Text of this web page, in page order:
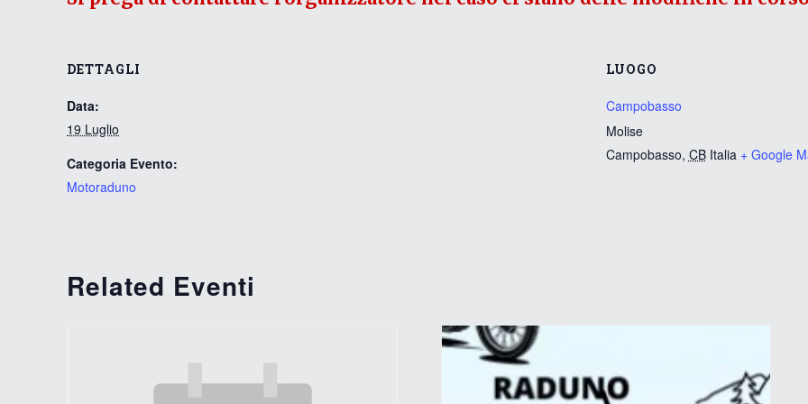
DETTAGLI
Data:
19 Luglio
Categoria Evento:
Motoraduno
LUOGO
Campobasso
Molise
Campobasso, CB Italia + Google
Related Eventi